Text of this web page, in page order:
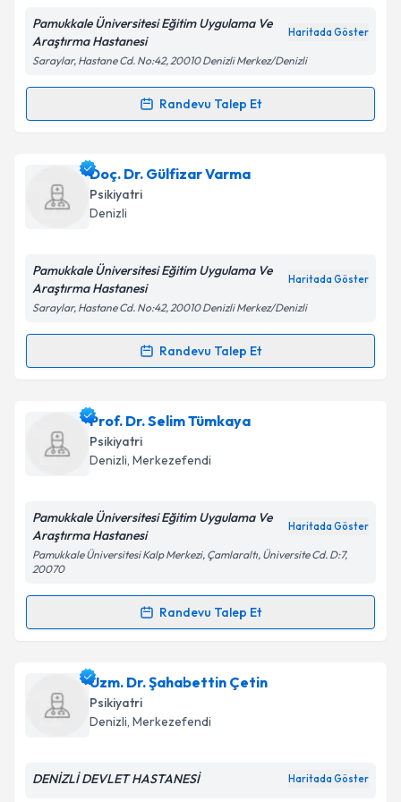
Kişisel verilerimin işlenmesine ilişkinAydınlatma
'ni okudum ve kişisel verilerimin belirtilen
kapsamda işlenmesini kabul ediyorum.
Takvim Talebini Gönder
Pamukkale Üniversitesi Eğitim Uygulama Ve
Araştırma Hastanesi
Haritada Göster
Saraylar, Hastane Cd. No:42, 20010 Denizli Merkez/Denizli
Randevu Talep Et
Randevu Takvimi Talebi
Doç. Dr. Osman İsmail Özdeliçin randevu takvimi
talebi oluşturun. Size bu uzmandan randevu almanız
için bir takvim hazırlandığında e-posta ile
E-posta Adresiniz
Kişisel verilerimin işlenmesine ilişkin
Metni'ni okudum ve kişisel verilerimin belirtilen
Takvim Talebini Gönder
Doç. Dr. Gülfizar Varma
Psikiyatri
Denizli
Pamukkale Üniversitesi Eğitim Uygulama Ve
Araştırma Hastanesi
Haritada Göster
Saraylar, Hastane Cd. No:42, 20010 Denizli Merkez/Denizli
Randevu Talep Et
Randevu Takvimi Talebi
Doç. Dr. Gülfizar Varmaiçin randevu takvimi talebi
oluşturun. Size bu uzmandan randevu almanız için bir
takvim hazırlandığında e-posta ile bilgilendireceğiz.
Metni'ni okudum ve kişisel verilerimin belirtilen
kapsamda işlenmesini kabul ediyorum.
Prof. Dr. Selim Tümkaya
Psikiyatri
Denizli, Merkezefendi
Pamukkale Üniversitesi Eğitim Uygulama Ve
Araştırma Hastanesi
Haritada Göster
Pamukkale Üniversitesi Kalp Merkezi, Çamlaraltı, Üniversite Cd. D:7,
20070
Randevu Talep Et
Randevu Takvimi Talebi
Prof. Dr. Selim Tümkayaiçin randevu takvimi talebi
oluşturun. Size bu uzmandan randevu almanız için bir
takvim hazırlandığında e-posta ile bilgilendireceğiz.
Uzm. Dr. Şahabettin Çetin
Psikiyatri
Denizli, Merkezefendi
DENİZLİ DEVLET HASTANESİ Haritada Göster